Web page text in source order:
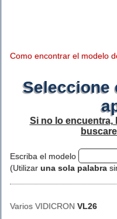
Como encontrar el modelo
Seleccione
Si no lo encuentra,
Escriba el modelo
(Utilizar una sola palabra
Varios VIDICRON VL26